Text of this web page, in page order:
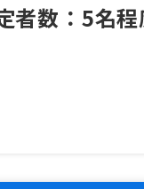
数：5名程